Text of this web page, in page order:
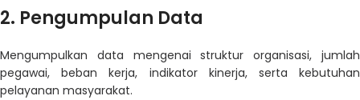
2. Pengumpulan Data
Mengumpulkan data mengenai struktur organisasi, jumlah
pegawai, beban kerja, indikator kinerja, serta kebutuhan
pelayanan masyarakat.